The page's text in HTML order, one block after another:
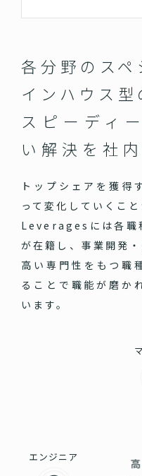
エンジニア
各分野のスペ
インハウス型
スピーディ
い 解決を社
トップシェアを獲得
って変化していくこと
Leveragesには各職
が在籍し、事業開発
高い専門性をもつ職
ることで職能が磨か
います。